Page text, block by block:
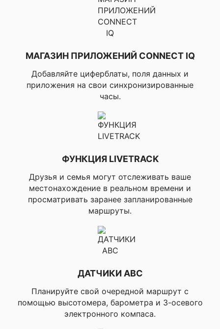
темп и сердечный
ритм определяет
момент, после
уставать), ▸PacePro
тренировки,
▸Беговые
упражнения, ▸Оценка
соревнования,
▸Прогноз гонки,
шагомером,
▸Обнаружение бега/
ходьбы/стояния
▸Расчет дистанции
до передней, задней
и средней части
и изгибов, ▸Расчет
рассчитывает
точное расстояние в
ярдах из любой
точки на площадке),
▸Цифровая карта
результатов,
МАГАЗИН ПРИЛОЖЕНИЙ CONNECT IQ
Добавляйте циферблаты, поля данных и
приложения на свои синхронизированные
часы.
ФУНКЦИЯ LIVETRACK
Друзья и семья могут отслеживать ваше
местонахождение в реальном времени и
просматривать заранее запланированные
маршруты.
ДАТЧИКИ ABC
Планируйте свой очередной маршрут с
помощью высотомера, барометра и 3-осевого
электронного компаса.